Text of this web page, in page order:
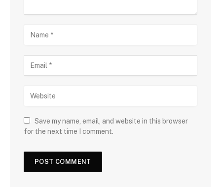
Save my name, email, and website in this browser
for the next time I comment.